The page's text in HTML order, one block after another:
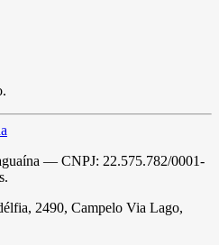
— CNPJ: 22.575.782/0001-
2490, Campelo Via Lago,